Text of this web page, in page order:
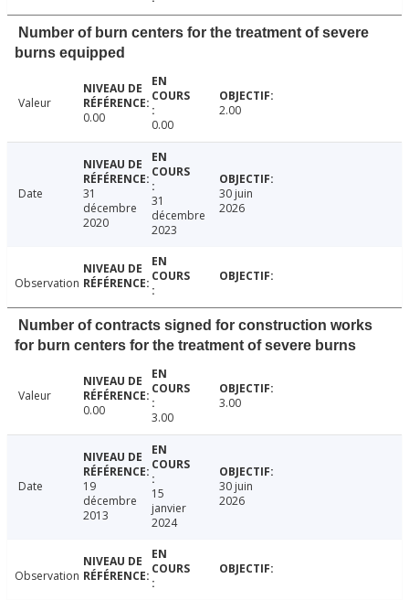
Number of burn centers for the treatment of severe
burns equipped
Valeur
0.00
0.00
2.00
Date
31
décembre
2020
31
décembre
2023
30 juin
2026
Observation
Number of contracts signed for construction works
for burn centers for the treatment of severe burns
Valeur
0.00
3.00
3.00
Date
19
décembre
2013
15
janvier
2024
30 juin
2026
Observation